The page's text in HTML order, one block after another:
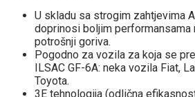
U skladu sa strogim zahtjevima
doprinosi boljim performansama
potrošnji goriva.
Pogodno za vozila za koja se
ILSAC GF-6A: neka vozila Fiat,
Toyota.
3E tehnologija (odlična